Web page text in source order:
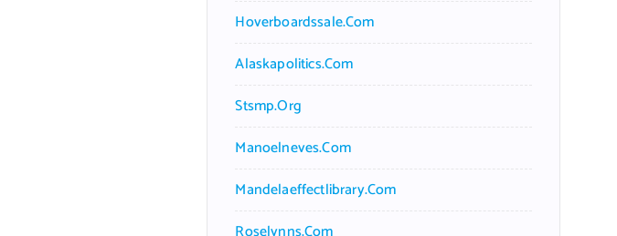
Hoverboardssale.com
Alaskapolitics.com
Stsmp.org
Manoelneves.com
Mandelaeffectlibrary.com